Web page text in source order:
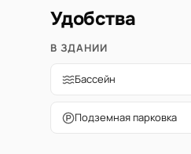
Удобства
В ЗДАНИИ
Бассейн
Подземная парковка